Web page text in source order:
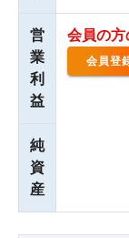
営
業
利
益
会員の方
会員登
純
資
産